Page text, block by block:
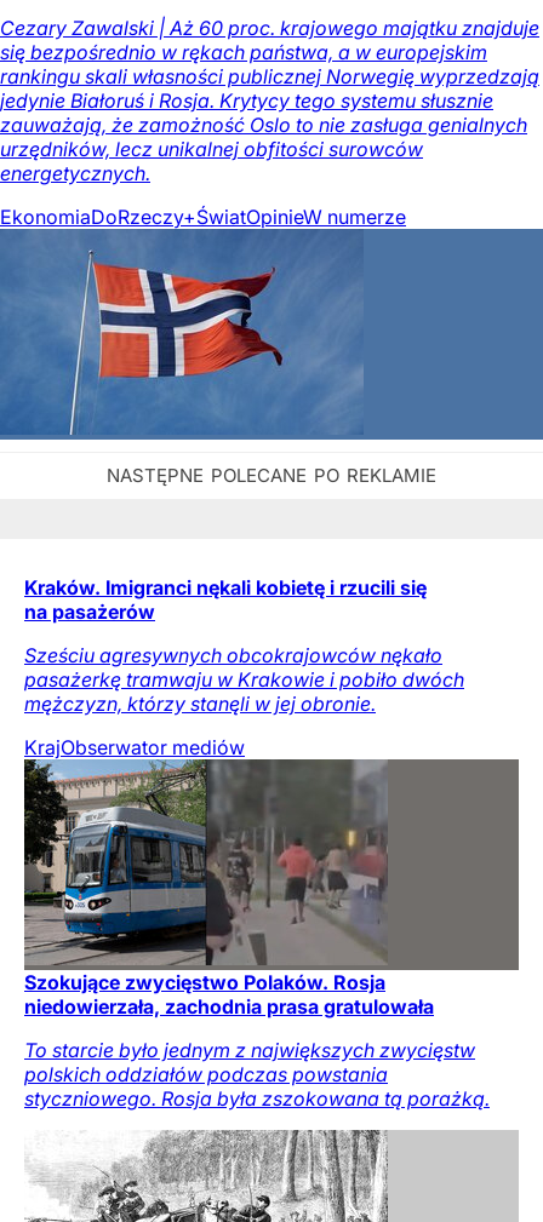
Cezary Zawalski | Aż 60 proc. krajowego majątku znajduje
się bezpośrednio w rękach państwa, a w europejskim
rankingu skali własności publicznej Norwegię wyprzedzają
jedynie Białoruś i Rosja. Krytycy tego systemu słusznie
zauważają, że zamożność Oslo to nie zasługa genialnych
urzędników, lecz unikalnej obfitości surowców
energetycznych.
EkonomiaDoRzeczy+ŚwiatOpinieW numerze
Kraków. Imigranci nękali kobietę i rzucili się
na pasażerów
Sześciu agresywnych obcokrajowców nękało
pasażerkę tramwaju w Krakowie i pobiło dwóch
mężczyzn, którzy stanęli w jej obronie.
KrajObserwator mediów
Szokujące zwycięstwo Polaków. Rosja
niedowierzała, zachodnia prasa gratulowała
To starcie było jednym z największych zwycięstw
polskich oddziałów podczas powstania
styczniowego. Rosja była zszokowana tą porażką.